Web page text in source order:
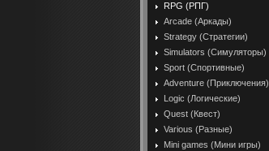
RPG (РПГ)
Arcade (Аркады)
Strategy (Стратегии)
Simulators (Симуляторы)
Sport (Спортивные)
Adventure (Приключения)
Logic (Логические)
Quest (Квест)
Various (Разные)
Mini games (Мини игры)